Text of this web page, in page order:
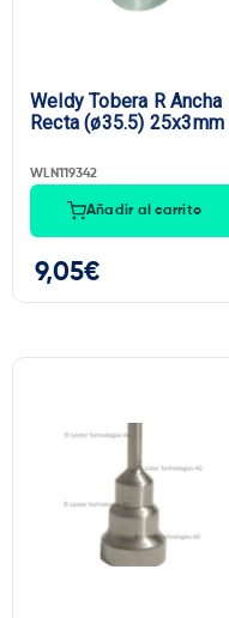
Weldy Tobera R Ancha
Recta (ø35.5) 25x3mm
WLN119342
Añadir al carrito
9,05€